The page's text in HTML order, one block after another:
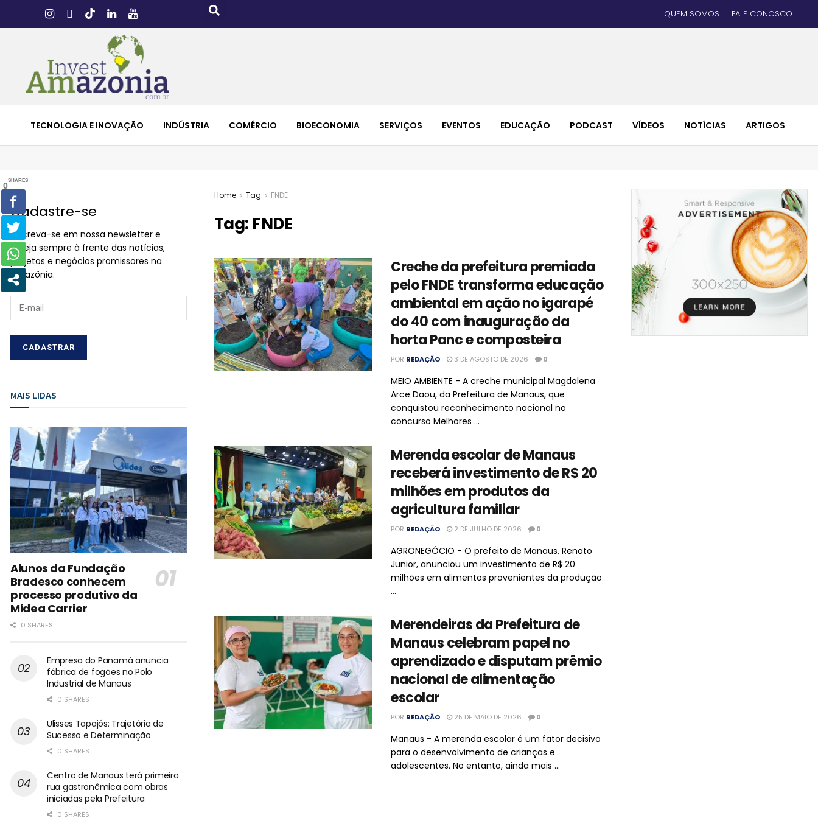
QUEM SOMOS FALE CONOSCO
TECNOLOGIA E INOVAÇÃO INDÚSTRIA COMÉRCIO BIOECONOMIA SERVIÇOS EVENTOS EDUCAÇÃO PODCAST VÍDEOS NOTÍCIAS ARTIGOS
Home Tag FNDE
Tag: FNDE
Creche da prefeitura premiada
pelo FNDE transforma educação
ambiental em ação no igarapé
do 40 com inauguração da
horta Panc e composteira
POR REDAÇÃO 3 DE AGOSTO DE 2026 0
MEIO AMBIENTE - A creche municipal Magdalena
Arce Daou, da Prefeitura de Manaus, que
conquistou reconhecimento nacional no
concurso Melhores ...
Merenda escolar de Manaus
receberá investimento de R$ 20
milhões em produtos da
agricultura familiar
POR REDAÇÃO 2 DE JULHO DE 2026 0
AGRONEGÓCIO - O prefeito de Manaus, Renato
Junior, anunciou um investimento de R$ 20
milhões em alimentos provenientes da produção
...
Merendeiras da Prefeitura de
Manaus celebram papel no
aprendizado e disputam prêmio
nacional de alimentação
escolar
POR REDAÇÃO 25 DE MAIO DE 2026 0
Manaus - A merenda escolar é um fator decisivo
para o desenvolvimento de crianças e
adolescentes. No entanto, ainda mais ...
Cadastre-se
Inscreva-se em nossa newsletter e
esteja sempre à frente das notícias,
projetos e negócios promissores na
Amazônia.
MAIS LIDAS
Alunos da Fundação
Bradesco conhecem
processo produtivo da
Midea Carrier
0 SHARES
Empresa do Panamá anuncia
fábrica de fogões no Polo
Industrial de Manaus
0 SHARES
Ulisses Tapajós: Trajetória de
Sucesso e Determinação
0 SHARES
Centro de Manaus terá primeira
rua gastronômica com obras
iniciadas pela Prefeitura
0 SHARES
0
SHARES